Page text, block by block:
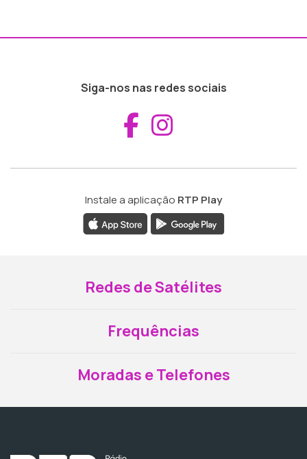
Siga-nos nas redes sociais
Aceder ao
Instale a aplicação RTP Play
Redes de Satélites
Frequências
Moradas e Telefones